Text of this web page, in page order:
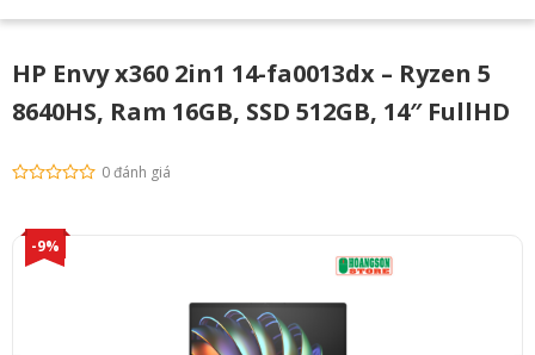
HP Envy x360 2in1 14-fa0013dx – Ryzen 5
8640HS, Ram 16GB, SSD 512GB, 14″ FullHD
0 đánh giá
-9%